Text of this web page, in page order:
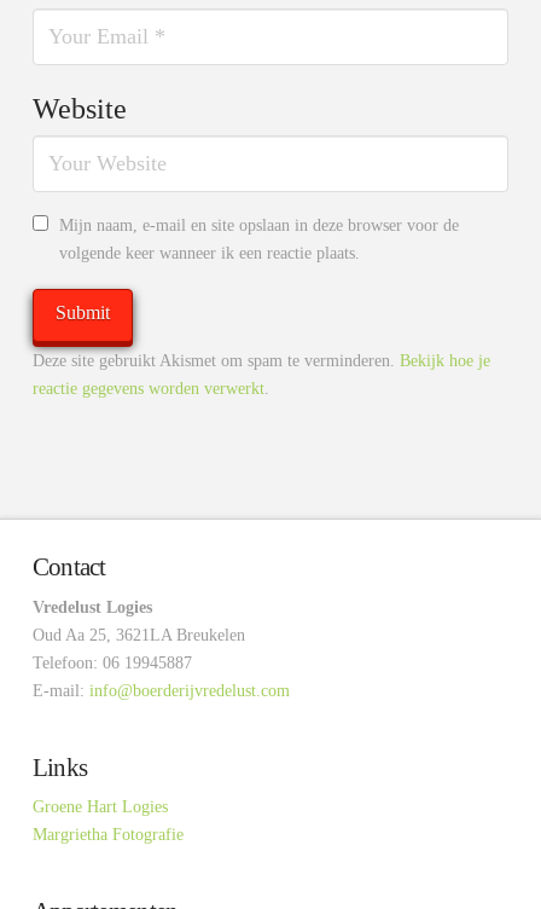
Website
Mijn naam, e-mail en site opslaan in deze browser voor de
volgende keer wanneer ik een reactie plaats.
Deze site gebruikt Akismet om spam te verminderen. Bekijk hoe je
reactie gegevens worden verwerkt.
Contact
Vredelust Logies
Oud Aa 25, 3621LA Breukelen
Telefoon: 06 19945887
E-mail: info@boerderijvredelust.com
Links
Groene Hart Logies
Margrietha Fotografie